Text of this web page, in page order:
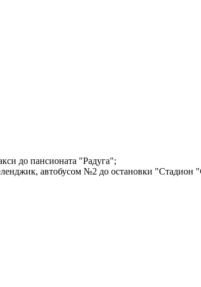
до пансионата "Радуга";
автобусом №2 до остановки